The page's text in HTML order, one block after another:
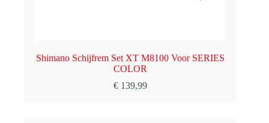
Shimano Schijfrem Set XT M8100 Voor SERIES
COLOR
€ 139,99